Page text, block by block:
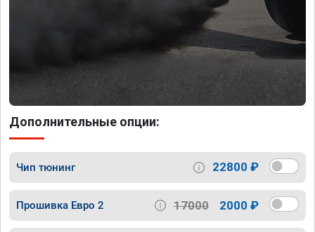
Дополнительные опции:
Чип тюнинг 22800 ₽
Прошивка Евро 2 17000 2000 ₽